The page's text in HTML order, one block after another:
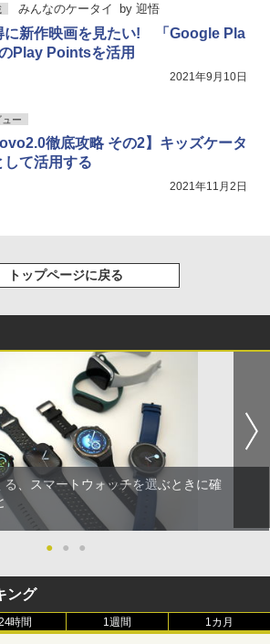
みんなのケータイ by 迎悟
に新作映画を見たい! 「Google Pla
Play Pointsを活用
2021年9月10日
ュー
徹底攻略 その2】キッズケータ
して活用する
2021年11月2日
トップページに戻る
、スマートウォッチを選ぶときに確
● ● ●
ング
時間 1週間 1カ月